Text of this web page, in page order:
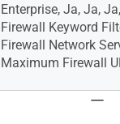
Enterprise, Ja, Ja,
Firewall Keyword
Firewall Network
Maximum Firewall